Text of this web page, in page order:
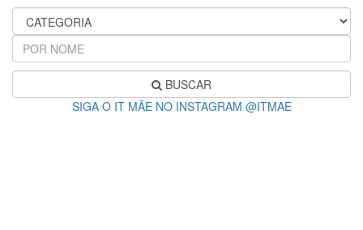
BUSCAR
SIGA O IT MÃE NO INSTAGRAM @ITMAE